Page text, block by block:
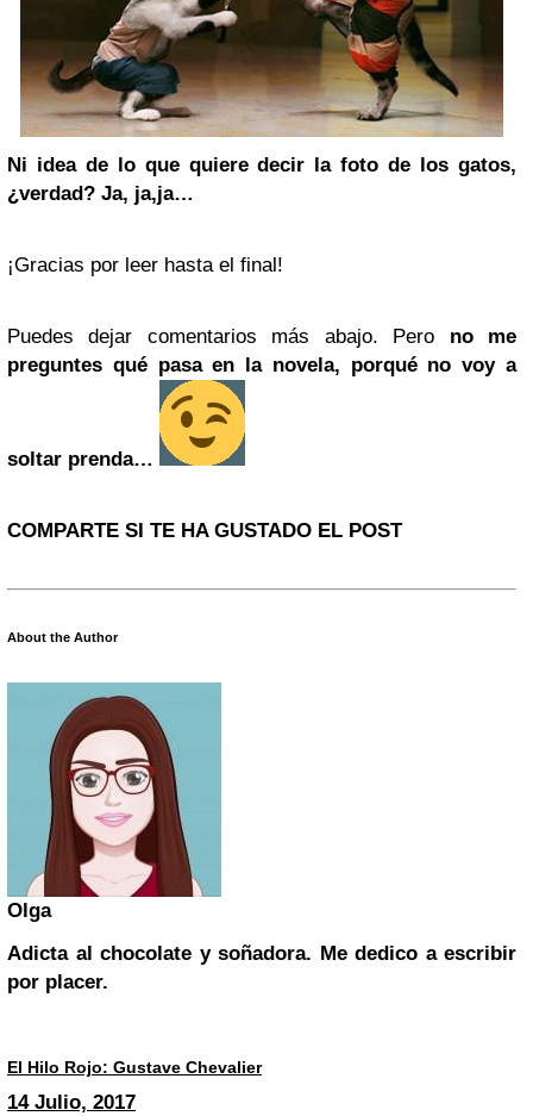
Ni idea de lo que quiere decir la foto de los gatos,
¿verdad? Ja, ja,ja…
¡Gracias por leer hasta el final!
Puedes dejar comentarios más abajo. Pero no me
preguntes qué pasa en la novela, porqué no voy a
soltar prenda…
COMPARTE SI TE HA GUSTADO EL POST
About the Author
Olga
Adicta al chocolate y soñadora. Me dedico a escribir
por placer.
El Hilo Rojo: Gustave Chevalier
14 Julio, 2017